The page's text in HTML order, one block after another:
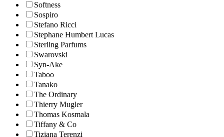
Softness
Sospiro
Stefano Ricci
Stephane Humbert Lucas
Sterling Parfums
Swarovski
Syn-Ake
Taboo
Tanako
The Ordinary
Thierry Mugler
Thomas Kosmala
Tiffany & Co
Tiziana Terenzi